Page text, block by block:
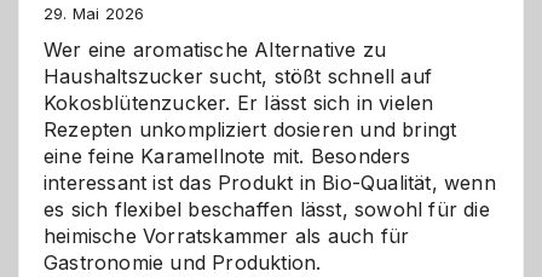
29. Mai 2026
Wer eine aromatische Alternative zu
Haushaltszucker sucht, stößt schnell auf
Kokosblütenzucker. Er lässt sich in vielen
Rezepten unkompliziert dosieren und bringt
eine feine Karamellnote mit. Besonders
interessant ist das Produkt in Bio-Qualität, wenn
es sich flexibel beschaffen lässt, sowohl für die
heimische Vorratskammer als auch für
Gastronomie und Produktion.